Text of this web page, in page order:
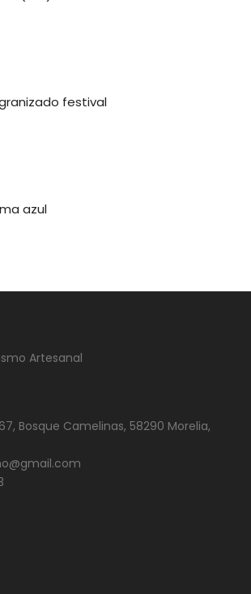
festival
azul
Bosque Camelinas, 58290 Morelia,